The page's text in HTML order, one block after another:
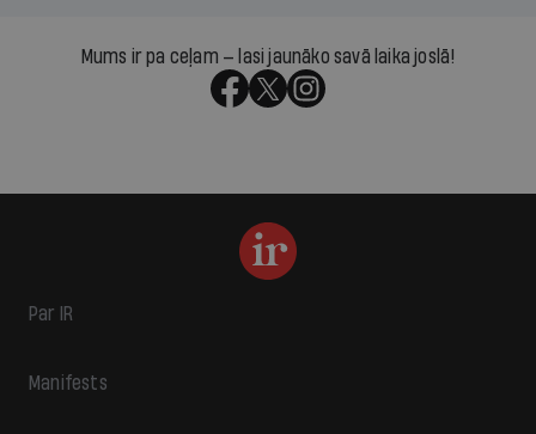
Mums ir pa ceļam — lasi jaunāko savā laika joslā!
Par IR
Manifests